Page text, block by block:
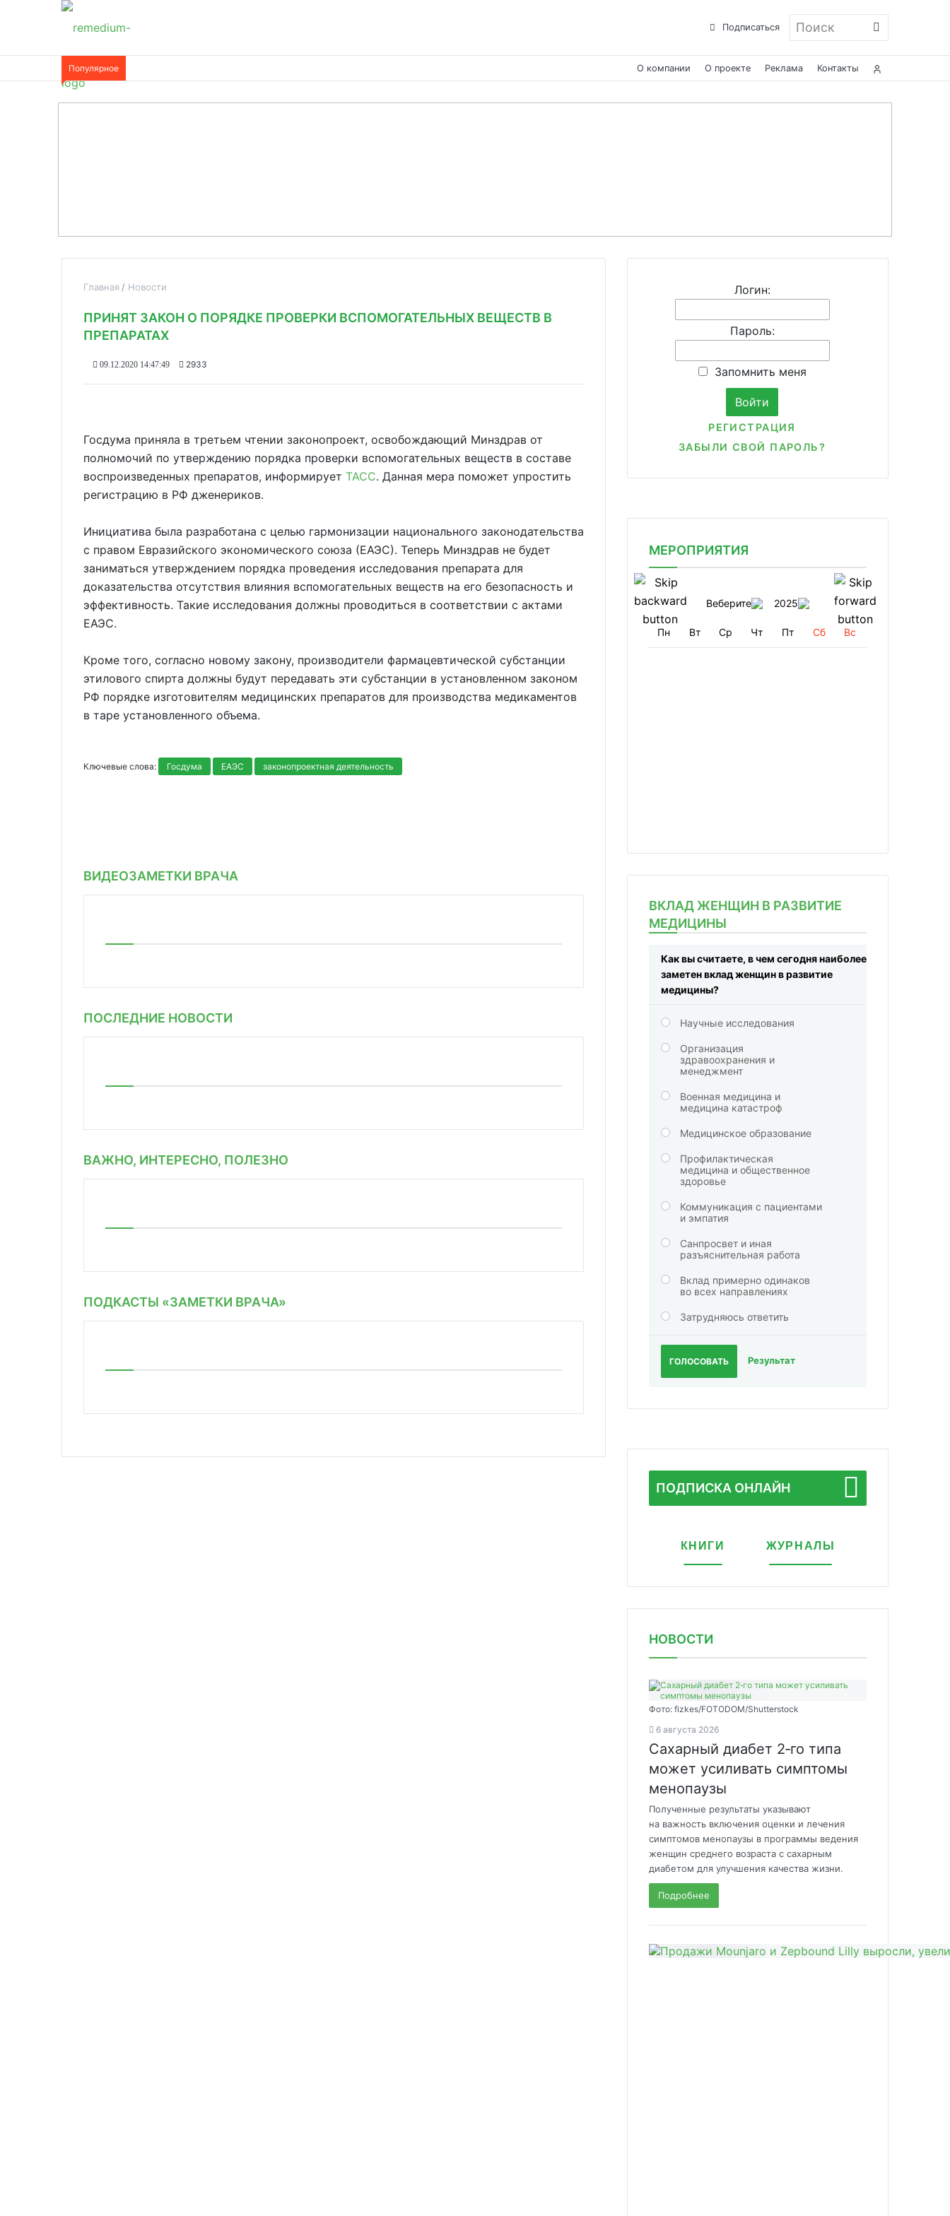
Подписаться Поиск
Популярное О компании О проекте Реклама Контакты
Главная Новости
ПРИНЯТ ЗАКОН О ПОРЯДКЕ ПРОВЕРКИ ВСПОМОГАТЕЛЬНЫХ ВЕЩЕСТВ В
ПРЕПАРАТАХ
09.12.2020 14:47:49 2933
Госдума приняла в третьем чтении законопроект, освобождающий Минздрав от
полномочий по утверждению порядка проверки вспомогательных веществ в составе
воспроизведенных препаратов, информирует ТАСС. Данная мера поможет упростить
регистрацию в РФ дженериков.
Инициатива была разработана с целью гармонизации национального законодательства
с правом Евразийского экономического союза (ЕАЭС). Теперь Минздрав не будет
заниматься утверждением порядка проведения исследования препарата для
доказательства отсутствия влияния вспомогательных веществ на его безопасность и
эффективность. Такие исследования должны проводиться в соответствии с актами
ЕАЭС.
Кроме того, согласно новому закону, производители фармацевтической субстанции
этилового спирта должны будут передавать эти субстанции в установленном законом
РФ порядке изготовителям медицинских препаратов для производства медикаментов
в таре установленного объема.
Ключевые слова: Госдума ЕАЭС законопроектная деятельность
ВИДЕОЗАМЕТКИ ВРАЧА
ПОСЛЕДНИЕ НОВОСТИ
ВАЖНО, ИНТЕРЕСНО, ПОЛЕЗНО
ПОДКАСТЫ «ЗАМЕТКИ ВРАЧА»
Логин:
Пароль:
Запомнить меня
РЕГИСТРАЦИЯ
ЗАБЫЛИ СВОЙ ПАРОЛЬ?
МЕРОПРИЯТИЯ
Веберите 2025
Пн Вт Ср Чт Пт Сб Вс
ВКЛАД ЖЕНЩИН В РАЗВИТИЕ
МЕДИЦИНЫ
Как вы считаете, в чем сегодня наиболее
заметен вклад женщин в развитие
медицины?
Научные исследования
Организация
здравоохранения и
менеджмент
Военная медицина и
медицина катастроф
Медицинское образование
Профилактическая
медицина и общественное
здоровье
Коммуникация с пациентами
и эмпатия
Санпросвет и иная
разъяснительная работа
Вклад примерно одинаков
во всех направлениях
Затрудняюсь ответить
ГОЛОСОВАТЬ Результат
ПОДПИСКА ОНЛАЙН
КНИГИ ЖУРНАЛЫ
НОВОСТИ
Фото: fizkes/FOTODOM/Shutterstock
6 августа 2026
Сахарный диабет 2‑го типа
может усиливать симптомы
менопаузы
Полученные результаты указывают
на важность включения оценки и лечения
симптомов менопаузы в программы ведения
женщин среднего возраста с сахарным
диабетом для улучшения качества жизни.
Подробнее